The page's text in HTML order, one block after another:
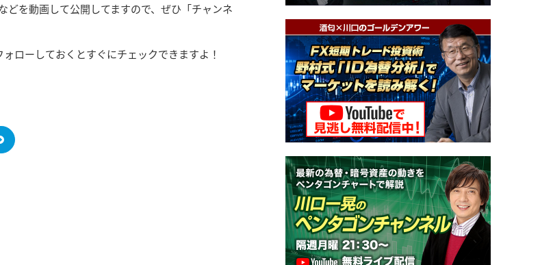
を動画して公開してますので、ぜひ「チャンネ
ローしておくとすぐにチェックできますよ！